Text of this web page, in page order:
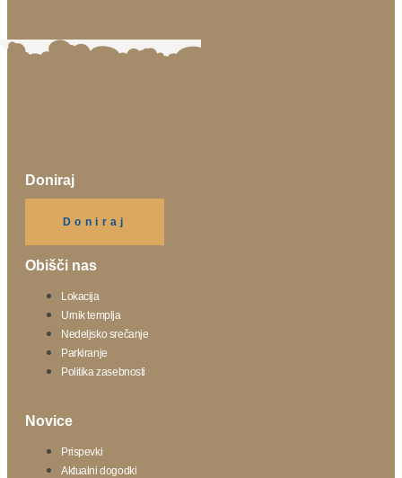
Doniraj
Doniraj
Obišči nas
Lokacija
Urnik templja
Nedeljsko srečanje
Parkiranje
Politika zasebnosti
Novice
Prispevki
Aktualni dogodki